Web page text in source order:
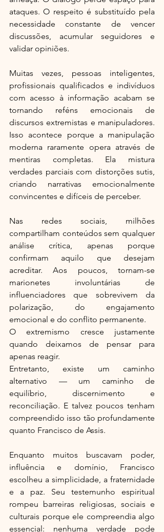
ataques. O respeito é substituído pela
necessidade constante de vencer
discussões, acumular seguidores e
validar opiniões.
Muitas vezes, pessoas inteligentes,
profissionais qualificados e indivíduos
com acesso à informação acabam se
tornando reféns emocionais de
discursos extremistas e manipuladores.
Isso acontece porque a manipulação
moderna raramente opera através de
mentiras completas. Ela mistura
verdades parciais com distorções sutis,
criando narrativas emocionalmente
convincentes e difíceis de perceber.
Nas redes sociais, milhões
compartilham conteúdos sem qualquer
análise crítica, apenas porque
confirmam aquilo que desejam
acreditar. Aos poucos, tornam-se
marionetes involuntárias de
influenciadores que sobrevivem da
polarização, do engajamento
emocional e do conflito permanente.
O extremismo cresce justamente
quando deixamos de pensar para
apenas reagir.
Entretanto, existe um caminho
alternativo — um caminho de
equilíbrio, discernimento e
reconciliação. E talvez poucos tenham
compreendido isso tão profundamente
quanto Francisco de Assis.
Enquanto muitos buscavam poder,
influência e domínio, Francisco
escolheu a simplicidade, a fraternidade
e a paz. Seu testemunho espiritual
rompeu barreiras religiosas, sociais e
culturais porque ele compreendia algo
essencial: nenhuma verdade pode